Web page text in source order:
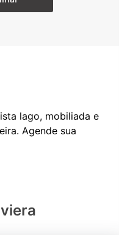
lago, mobiliada e
Agende sua